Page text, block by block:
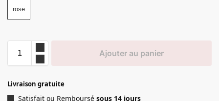
rose
Ajouter au panier
Livraison gratuite
Satisfait ou Remboursé sous 14 jours